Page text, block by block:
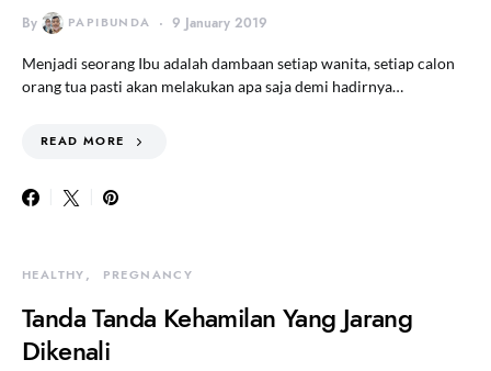
By PAPIBUNDA 9 January 2019
Menjadi seorang Ibu adalah dambaan setiap wanita, setiap calon
orang tua pasti akan melakukan apa saja demi hadirnya…
READ MORE
HEALTHY PREGNANCY
Tanda Tanda Kehamilan Yang Jarang
Dikenali